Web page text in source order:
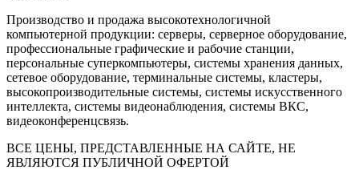
Производство и продажа высокотехнологичной
компьютерной продукции: серверы, серверное оборудование,
профессиональные графические и рабочие станции,
персональные суперкомпьютеры, системы хранения данных,
сетевое оборудование, терминальные системы, кластеры,
высокопроизводительные системы, системы искусственного
интеллекта, системы видеонаблюдения, системы ВКС,
видеоконференцсвязь.
ВСЕ ЦЕНЫ, ПРЕДСТАВЛЕННЫЕ НА САЙТЕ, НЕ
ЯВЛЯЮТСЯ ПУБЛИЧНОЙ ОФЕРТОЙ